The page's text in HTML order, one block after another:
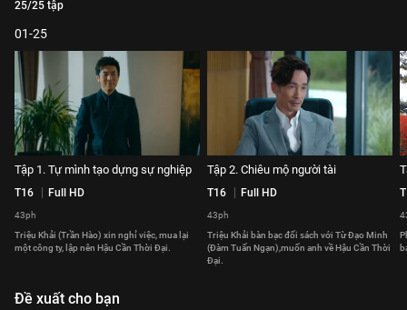
25/25 tập
01-25
Tập 1. Tự mình tạo dựng sự nghiệp
T16 Full HD
43ph
Triệu Khải (Trần Hào) xin nghỉ việc, mua lại
một công ty, lập nên Hậu Cần Thời Đại.
Tập 2. Chiêu mộ người tài
T16 Full HD
43ph
Triệu Khải bàn bạc đối sách với Từ Đạo Minh
(Đàm Tuấn Ngạn),muốn anh về Hậu Cần Thời
Đại.
Đề xuất cho bạn